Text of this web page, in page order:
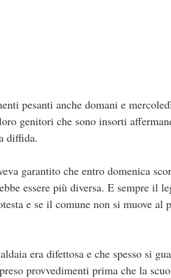
pesanti anche domani e
genitori che sono insorti
diffida.
garantito che entro domenica
essere più diversa. E sempre il
e se il comune non si muove al
era difettosa e che spesso si
provvedimenti prima che la